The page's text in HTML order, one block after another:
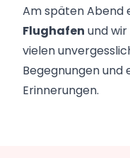
Am späten Abend
Flughafen und
vielen
Begegnungen und
Erinnerungen.